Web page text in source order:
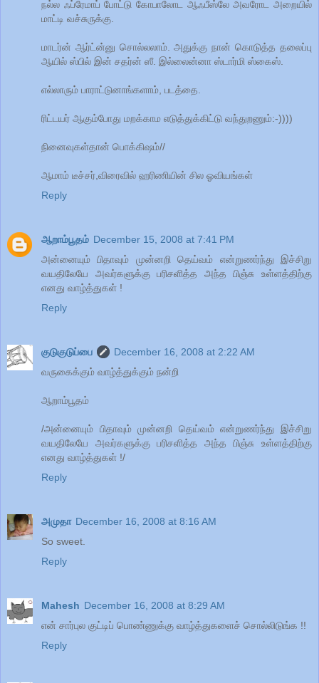
நல்ல ஃப்ரேமாப் போட்டு கோபாலோட ஆஃபீஸ்லே அவரோட அறையில்
மாட்டி வச்சுருக்கு.
மாடர்ன் ஆர்ட்ன்னு சொல்லலாம். அதுக்கு நான் கொடுத்த தலைப்பு
ஆயில் ஸ்பில் இன் சதர்ன் ஸீ. இல்லைன்னா ஸ்டார்மி ஸ்கைஸ்.
எல்லாரும் பாராட்டுனாங்களாம், படத்தை.
ரிட்டயர் ஆகும்போது மறக்காம எடுத்துக்கிட்டு வந்துறணும்:-))))
நினைவுகள்தான் பொக்கிஷம்//
ஆமாம் டீச்சர்,விரைவில் ஹரிணியின் சில ஓவியங்கள்
Reply
ஆறாம்பூதம் December 15, 2008 at 7:41 PM
அன்னையும் பிதாவும் முன்னறி தெய்வம் என்றுணர்ந்து இச்சிறு
வயதிலேயே அவர்களுக்கு பரிசளித்த அந்த பிஞ்சு உள்ளத்திற்கு
எனது வாழ்த்துகள் !
Reply
குடுகுடுப்பை
December 16, 2008 at 2:22 AM
வருகைக்கும் வாழ்த்துக்கும் நன்றி
ஆறாம்பூதம்
/அன்னையும் பிதாவும் முன்னறி தெய்வம் என்றுணர்ந்து இச்சிறு
வயதிலேயே அவர்களுக்கு பரிசளித்த அந்த பிஞ்சு உள்ளத்திற்கு
எனது வாழ்த்துகள் !/
Reply
அமுதா December 16, 2008 at 8:16 AM
So sweet.
Reply
Mahesh December 16, 2008 at 8:29 AM
என் சார்புல குட்டிப் பொண்ணுக்கு வாழ்த்துகளைச் சொல்லிடுங்க !!
Reply